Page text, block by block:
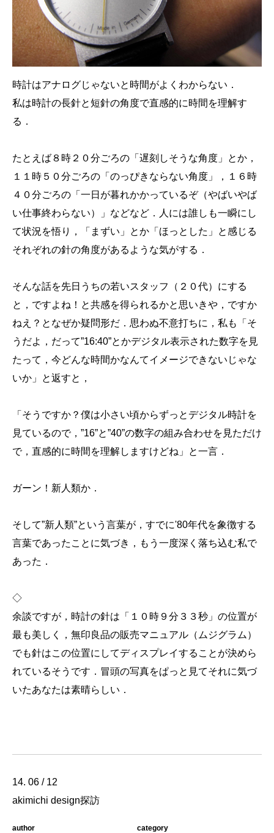
時計はアナログじゃないと時間がよくわからない．
私は時計の長針と短針の角度で直感的に時間を理解す
る．
たとえば８時２０分ごろの「遅刻しそうな角度」とか，
１１時５０分ごろの「のっぴきならない角度」，１６時
４０分ごろの「一日が暮れかかっているぞ（やばいやば
い仕事終わらない）」などなど．人には誰しも一瞬にし
て状況を悟り，「まずい」とか「ほっとした」と感じる
それぞれの針の角度があるような気がする．
そんな話を先日うちの若いスタッフ（２０代）にする
と，ですよね！と共感を得られるかと思いきや，ですか
ねえ？となぜか疑問形だ．思わぬ不意打ちに，私も「そ
うだよ，だって”16:40”とかデジタル表示された数字を見
たって，今どんな時間かなんてイメージできないじゃな
いか」と返すと，
「そうですか？僕は小さい頃からずっとデジタル時計を
見ているので，”16”と”40”の数字の組み合わせを見ただけ
で，直感的に時間を理解しますけどね」と一言．
ガーン！新人類か．
そして”新人類”という言葉が，すでに'80年代を象徴する
言葉であったことに気づき，もう一度深く落ち込む私で
あった．
◇
余談ですが，時計の針は「１０時９分３３秒」の位置が
最も美しく，無印良品の販売マニュアル（ムジグラム）
でも針はこの位置にしてディスプレイすることが決めら
れているそうです．冒頭の写真をぱっと見てそれに気づ
いたあなたは素晴らしい．
14. 06 / 12
akimichi design探訪
author category